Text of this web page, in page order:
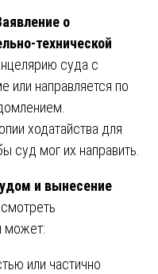
о
технической
суда с
или направляется по
ходатайства для
суд мог их направить.
и вынесение
может:
или частично